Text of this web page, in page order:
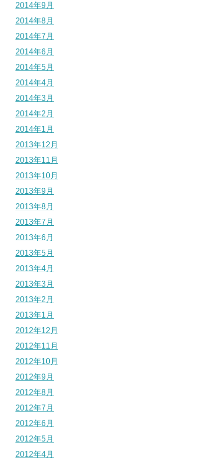
2014年9月
2014年8月
2014年7月
2014年6月
2014年5月
2014年4月
2014年3月
2014年2月
2014年1月
2013年12月
2013年11月
2013年10月
2013年9月
2013年8月
2013年7月
2013年6月
2013年5月
2013年4月
2013年3月
2013年2月
2013年1月
2012年12月
2012年11月
2012年10月
2012年9月
2012年8月
2012年7月
2012年6月
2012年5月
2012年4月